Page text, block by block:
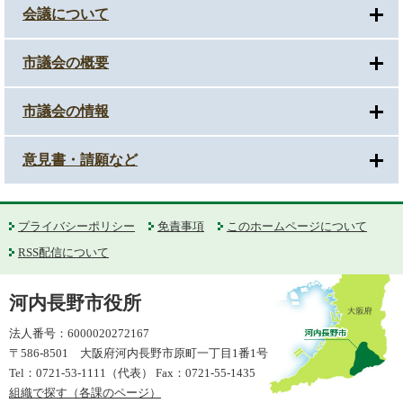
会議について
市議会の概要
市議会の情報
意見書・請願など
プライバシーポリシー 免責事項
このホームページについて
RSS配信について
河内長野市役所
法人番号：6000020272167
〒586-8501 大阪府河内長野市原町一丁目1番1号
Tel：0721-53-1111（代表） Fax：0721-55-1435
組織で探す（各課のページ）